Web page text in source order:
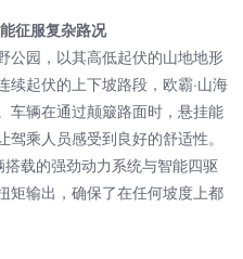
征服复杂路况
园，以其高低起伏的山地地形
起伏的上下坡路段，欧霸·山海
车辆在通过颠簸路面时，悬挂能
乘人员感受到良好的舒适性。
载的强劲动力系统与智能四驱
矩输出，确保了在任何坡度上都